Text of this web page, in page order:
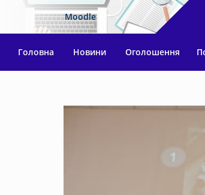
Moodle
Головна Новини Оголошення